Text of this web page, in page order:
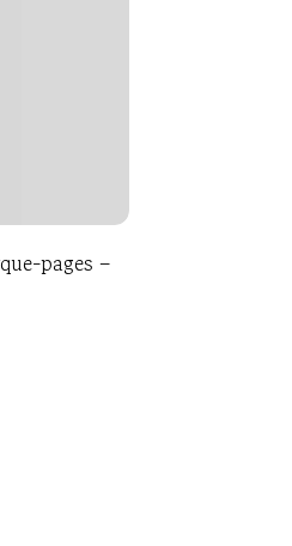
pages –